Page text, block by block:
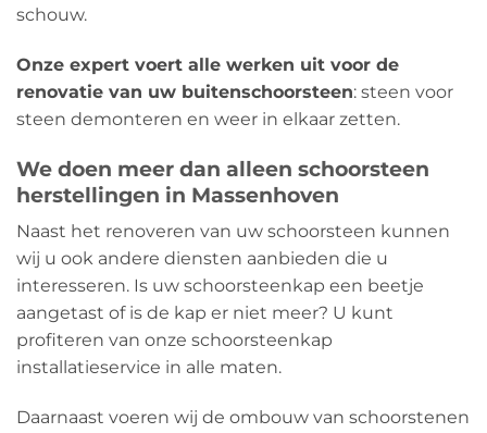
schouw.
Onze expert voert alle werken uit voor de
renovatie van uw buitenschoorsteen: steen voor
steen demonteren en weer in elkaar zetten.
We doen meer dan alleen schoorsteen
herstellingen in Massenhoven
Naast het renoveren van uw schoorsteen kunnen
wij u ook andere diensten aanbieden die u
interesseren. Is uw schoorsteenkap een beetje
aangetast of is de kap er niet meer? U kunt
profiteren van onze schoorsteenkap
installatieservice in alle maten.
Daarnaast voeren wij de ombouw van schoorstenen